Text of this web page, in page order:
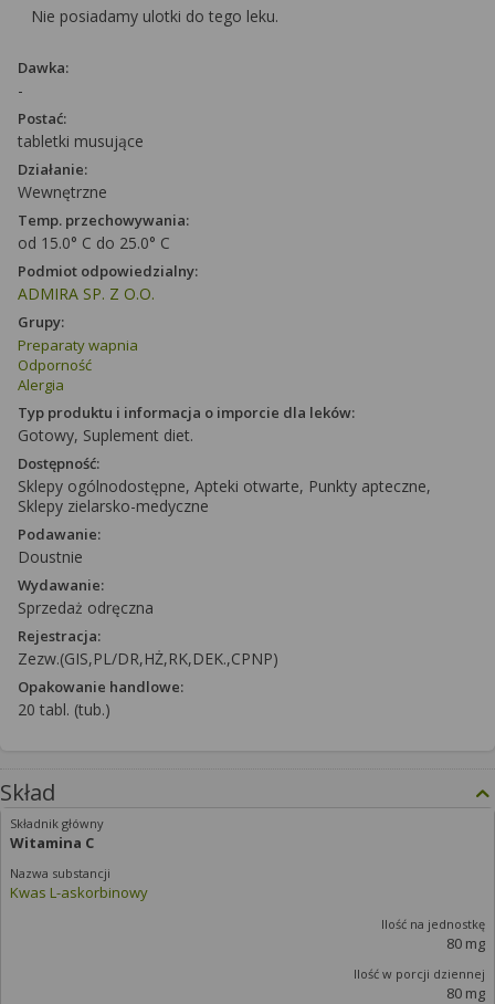
Nie posiadamy ulotki do tego leku.
Dawka:
-
Postać:
tabletki musujące
Działanie:
Wewnętrzne
Temp. przechowywania:
od 15.0° C do 25.0° C
Podmiot odpowiedzialny:
ADMIRA SP. Z O.O.
Grupy:
Preparaty wapnia
Odporność
Alergia
Typ produktu i informacja o imporcie dla leków:
Gotowy, Suplement diet.
Dostępność:
Sklepy ogólnodostępne, Apteki otwarte, Punkty apteczne,
Sklepy zielarsko-medyczne
Podawanie:
Doustnie
Wydawanie:
Sprzedaż odręczna
Rejestracja:
Zezw.(GIS,PL/DR,HŻ,RK,DEK.,CPNP)
Opakowanie handlowe:
20 tabl. (tub.)
Skład
Witamina C
Kwas L-askorbinowy
80 mg
80 mg